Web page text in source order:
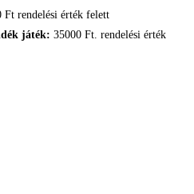
Ft rendelési érték felett
játék: 35000 Ft. rendelési érték